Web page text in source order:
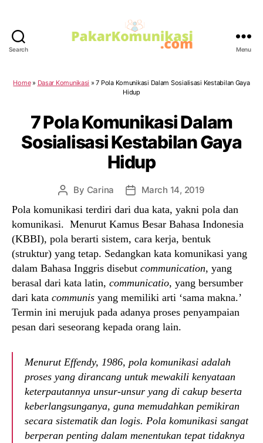
Search Menu
Home» Dasar Komunikasi »7 Pola Komunikasi Dalam Sosialisasi Kestabilan Gaya
Hidup
7 Pola Komunikasi Dalam
Sosialisasi Kestabilan Gaya
Hidup
Post
author
By Carina
Post
date
March 14, 2019
Pola komunikasi terdiri dari dua kata, yakni pola dan
komunikasi. Menurut Kamus Besar Bahasa Indonesia
(KBBI), pola berarti sistem, cara kerja, bentuk
(struktur) yang tetap. Sedangkan kata komunikasi yang
dalam Bahasa Inggris disebut communication, yang
berasal dari kata latin, communicatio, yang bersumber
dari kata communis yang memiliki arti ‘sama makna.’
Termin ini merujuk pada adanya proses penyampaian
pesan dari seseorang kepada orang lain.
Menurut Effendy, 1986, pola komunikasi adalah
proses yang dirancang untuk mewakili kenyataan
keterpautannya unsur-unsur yang di cakup beserta
keberlangsunganya, guna memudahkan pemikiran
secara sistematik dan logis. Pola komunikasi sangat
berperan penting dalam menentukan tepat tidaknya